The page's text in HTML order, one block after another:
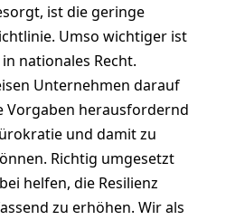
ist die geringe
Umso wichtiger ist
nationales Recht.
Unternehmen darauf
Vorgaben herausfordernd
und damit zu
Richtig umgesetzt
helfen, die Resilienz
zu erhöhen. Wir als